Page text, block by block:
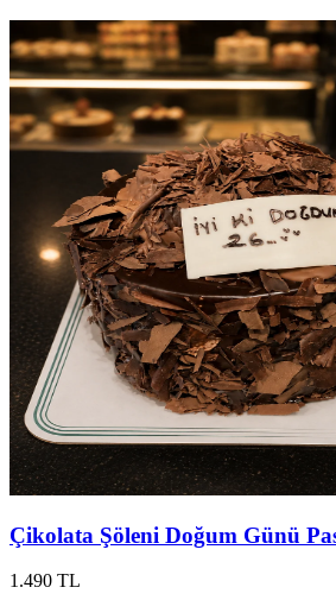
Çikolata Şöleni Doğum Günü
1.490 TL